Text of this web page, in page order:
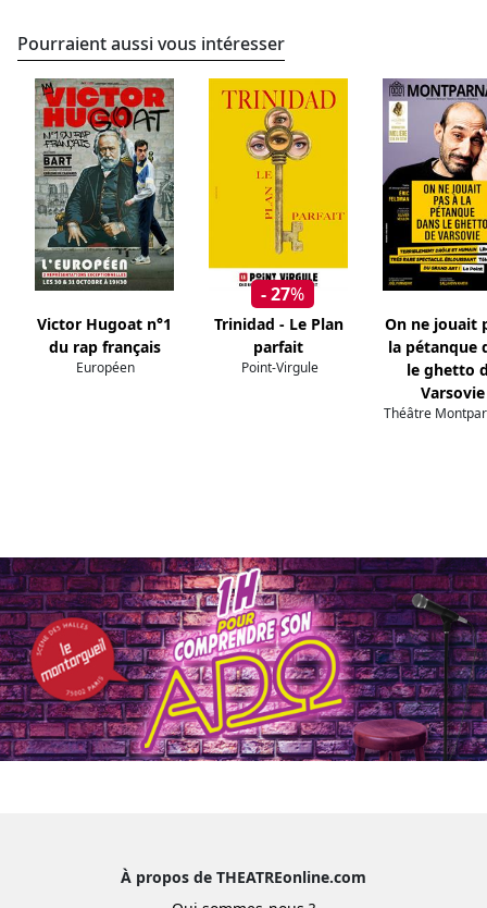
Pourraient aussi vous intéresser
Victor Hugoat n°1
du rap français
Européen
- 27%
Trinidad - Le Plan
parfait
Point-Virgule
On ne jouait
la pétanque
le ghetto
Varsovie
Théâtre
À propos de THEATREonline.com